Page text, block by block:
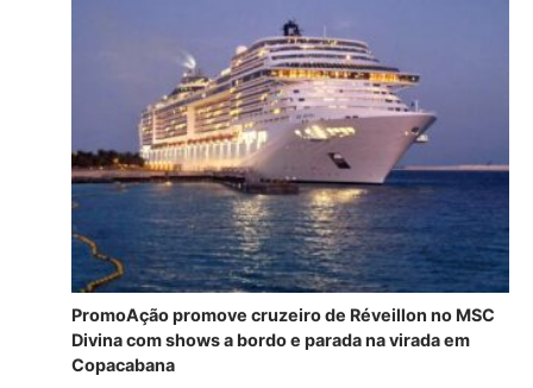
PromoAção promove cruzeiro de Réveillon no MSC
Divina com shows a bordo e parada na virada em
Copacabana